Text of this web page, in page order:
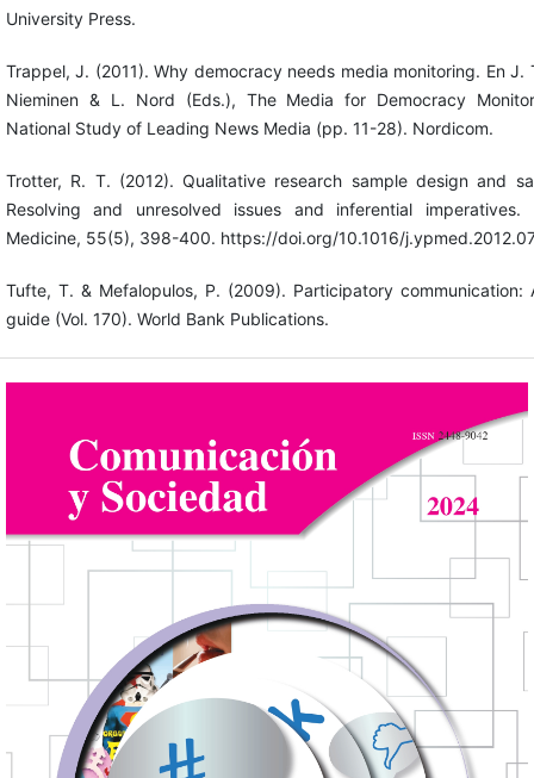
University Press.
Trappel, J. (2011). Why democracy needs media monitoring. En J.
Nieminen & L. Nord (Eds.), The Media for Democracy
National Study of Leading News Media (pp. 11-28). Nordicom.
Trotter, R. T. (2012). Qualitative research sample design and
Resolving and unresolved issues and inferential imperatives.
Medicine, 55(5), 398-400. https://doi.org/10.1016/
Tufte, T. & Mefalopulos, P. (2009). Participatory communication:
guide (Vol. 170). World Bank Publications.